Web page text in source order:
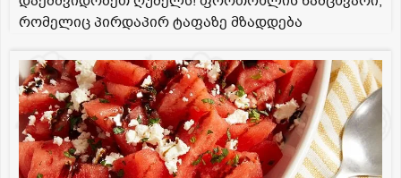
რომელიც პირდაპირ ტაფაზე მზადდება